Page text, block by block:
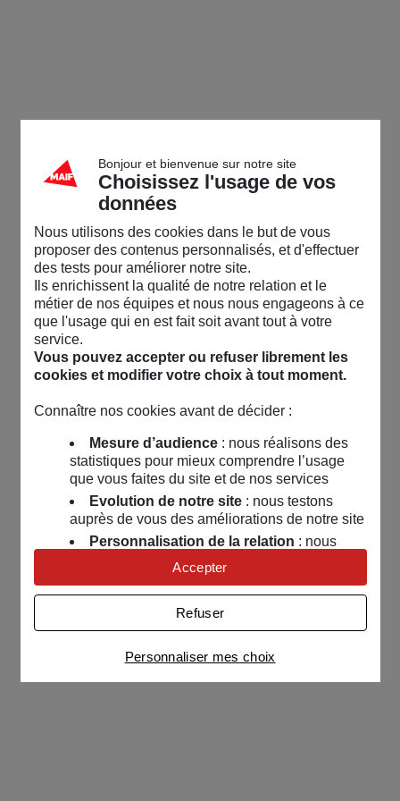
Bonjour et bienvenue sur notre site
Choisissez l'usage de vos
données
Nous utilisons des cookies dans le but de vous
proposer des contenus personnalisés, et d'effectuer
des tests pour améliorer notre site.
Ils enrichissent la qualité de notre relation et le
métier de nos équipes et nous nous engageons à ce
que l'usage qui en est fait soit avant tout à votre
service.
Vous pouvez accepter ou refuser librement les
cookies et modifier votre choix à tout moment.
Connaître nos cookies avant de décider :
Mesure d’audience: nous réalisons des
statistiques pour mieux comprendre l’usage
que vous faites du site et de nos services
Evolution de notre site: nous testons
auprès de vous des améliorations de notre site
Personnalisation de la relation : nous
nous servons de cookies pour adapter nos
contenus et personnaliser nos offres
Univers publicitaire: nous utilisons avec
nos partenaires des cookies pour afficher des
publicités personnalisées
Connaître notre politique cookies et la liste de nos
partenaires
Personnaliser mes choix
Refuser
Accepter